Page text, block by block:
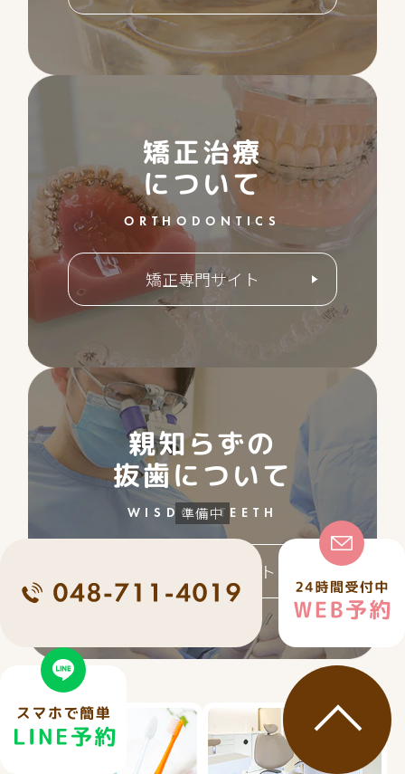
矯正治療
について
ORTHODONTICS
矯正専門サイト
親知らずの
抜歯について
WISDOM TEETH
親知らず専門サイト